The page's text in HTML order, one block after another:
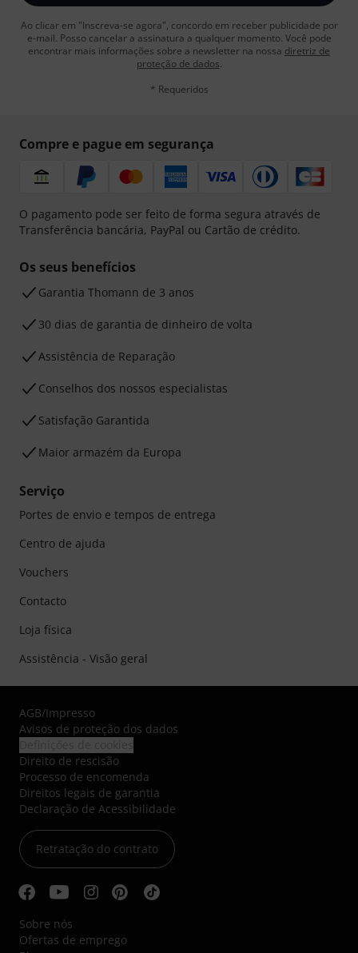
Ao clicar em "Inscreva-se agora", concordo em receber publicidade por
e-mail. Posso cancelar a assinatura a qualquer momento. Você pode
encontrar mais informações sobre a newsletter na nossa diretriz de
proteção de dados.
* Requeridos
Compre e pague em segurança
O pagamento pode ser feito de forma segura através de
Transferência bancária, PayPal ou Cartão de crédito.
Os seus benefícios
Garantia Thomann de 3 anos
30 dias de garantia de dinheiro de volta
Assistência de Reparação
Conselhos dos nossos especialistas
Satisfação Garantida
Maior armazém da Europa
Serviço
Portes de envio e tempos de entrega
Centro de ajuda
Vouchers
Contacto
Loja física
Assistência - Visão geral
AGB/Impresso
Avisos de proteção dos dados
Direito de rescisão
Processo de encomenda
Direitos legais de garantia
Declaração de Acessibilidade
Retratação do contrato
Sobre nós
Ofertas de emprego